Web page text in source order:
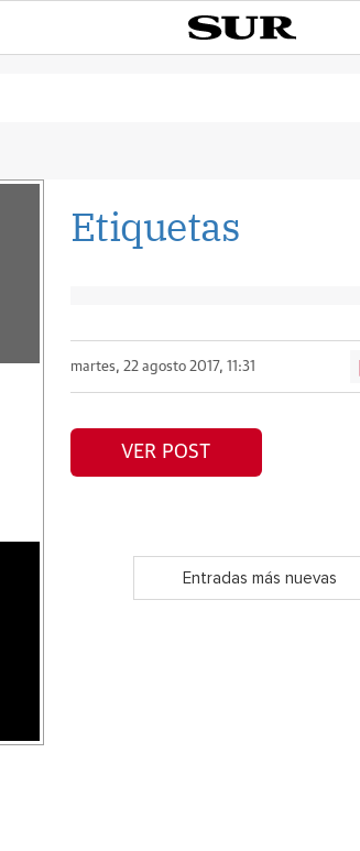
Etiquetas
martes, 22 agosto 2017, 11:31
VER POST
Entradas más nuevas